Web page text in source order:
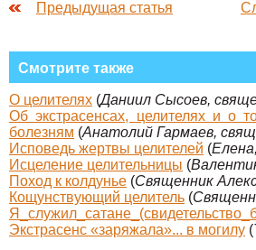
Предыдущая статья
Смотрите также
О целителях (Даниил Сысоев,
Об экстрасенсах, целителях и о
болезням (Анатолий Гармаев,
Исповедь жертвы целителей (
Исцеление целительницы (
Поход к колдунье (Священник
Кощунствующий целитель (
Экстрасенс «заряжала»... в могилу (